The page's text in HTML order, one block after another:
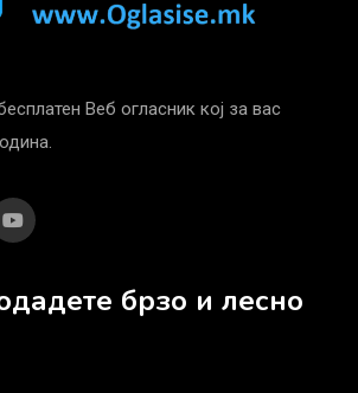
Веб огласник кој за вас
брзо и лесно